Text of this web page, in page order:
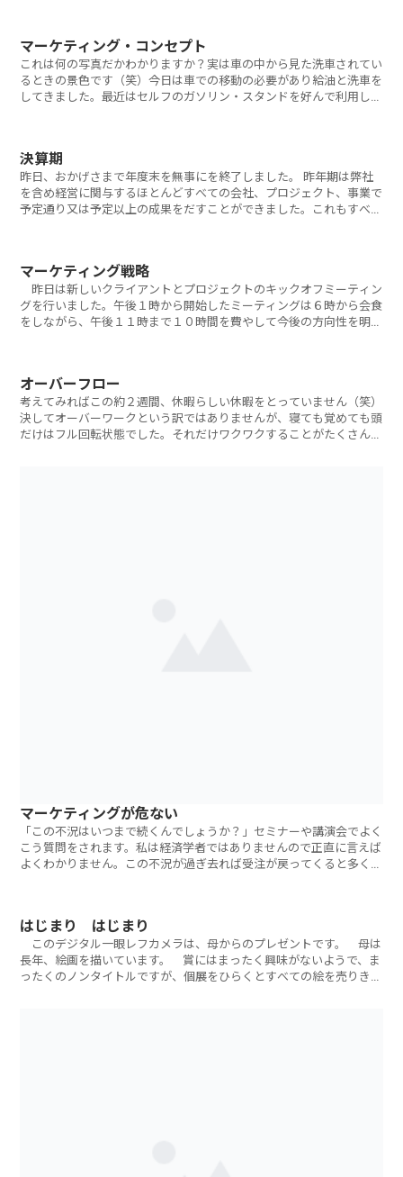
マーケティング・コンセプト
これは何の写真だかわかりますか？実は車の中から見た洗車されてい
るときの景色です（笑）今日は車での移動の必要があり給油と洗車を
してきました。最近はセルフのガソリン・スタンドを好んで利用して
決算期
昨日、おかげさまで年度末を無事にを終了しました。 昨年期は弊社
を含め経営に関与するほとんどすべての会社、プロジェクト、事業で
予定通り又は予定以上の成果をだすことができました。これもすべて
マーケティング戦略
昨日は新しいクライアントとプロジェクトのキックオフミーティン
グを行いました。午後１時から開始したミーティングは６時から会食
をしながら、午後１１時まで１０時間を費やして今後の方向性を明確
オーバーフロー
考えてみればこの約２週間、休暇らしい休暇をとっていません（笑）
決してオーバーワークという訳ではありませんが、寝ても覚めても頭
だけはフル回転状態でした。それだけワクワクすることがたくさんあ
マーケティングが危ない
「この不況はいつまで続くんでしょうか？」セミナーや講演会でよく
こう質問をされます。私は経済学者ではありませんので正直に言えば
よくわかりません。この不況が過ぎ去れば受注が戻ってくると多くの
はじまり はじまり
このデジタル一眼レフカメラは、母からのプレゼントです。 母は
長年、絵画を描いています。 賞にはまったく興味がないようで、ま
ったくのノンタイトルですが、個展をひらくとすべての絵を売りきっ